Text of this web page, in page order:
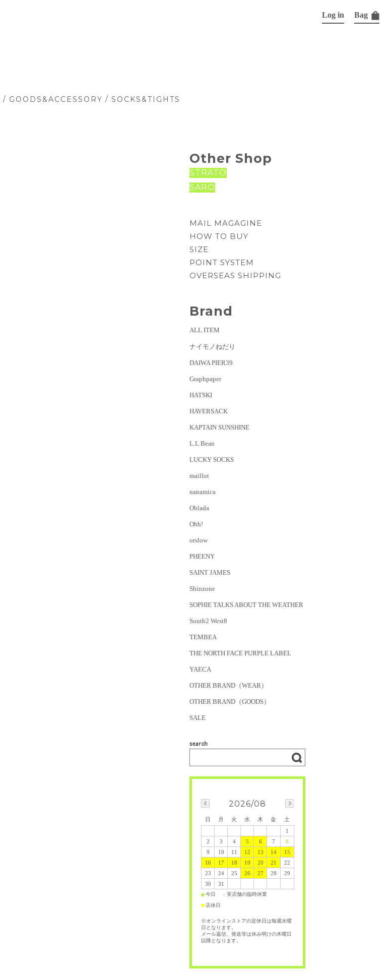
/ GOODS&ACCESSORY / SOCKS&TIGHTS
Log in Bag
Other Shop
STRATO
SARO
MAIL MAGAGINE
HOW TO BUY
SIZE
POINT SYSTEM
OVERSEAS SHIPPING
Brand
ALL ITEM
ナイモノねだり
DAIWA PIER39
Graphpaper
HATSKI
HAVERSACK
KAPTAIN SUNSHINE
L.L.Bean
LUCKY SOCKS
maillot
nanamica
Oblada
Ohh!
orslow
PHEENY
SAINT JAMES
Shinzone
SOPHIE TALKS ABOUT THE WEATHER
South2 West8
TEMBEA
THE NORTH FACE PURPLE LABEL
YAECA
OTHER BRAND（WEAR）
OTHER BRAND（GOODS）
SALE
2026/08
日 月 火 水 木 金
土
1
2
3 4 5 6 7
8
9
10 11 12 13 14
15
16
17 18 19 20 21
22
23
24 25 26 27 28
29
30
31
■今日 実店舗の臨時休業
■ 店休日
※オンラインストアの定休日は毎週水曜
日となります。
メール返信、発送等は休み明けの木曜日
以降となります。